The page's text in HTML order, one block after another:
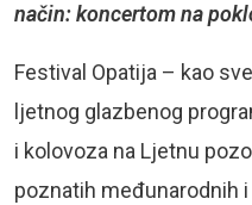
način: koncertom na
Festival Opatija – kao
ljetnog glazbenog
i kolovoza na Ljetnu
poznatih međunarodnih